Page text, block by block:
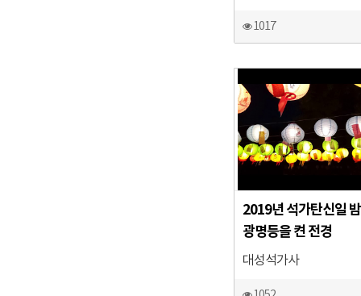
1017
2019년 석가탄신일 밤
광명등을 켠 전경
대성석가사